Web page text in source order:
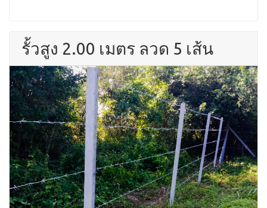
รั้วสูง 2.00 เมตร ลวด 5 เส้น